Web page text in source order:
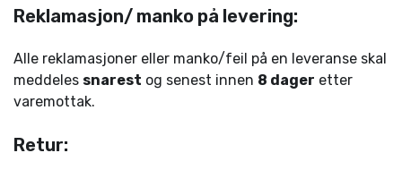
Reklamasjon/ manko på levering:
Alle reklamasjoner eller manko/feil på en leveranse skal
meddeles snarest og senest innen 8 dager etter
varemottak.
Retur: